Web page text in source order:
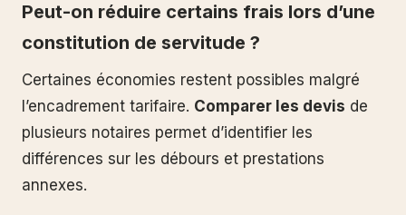
Peut-on réduire certains frais lors d’une
constitution de servitude ?
Certaines économies restent possibles malgré
l’encadrement tarifaire. Comparer les devis de
plusieurs notaires permet d’identifier les
différences sur les débours et prestations
annexes.